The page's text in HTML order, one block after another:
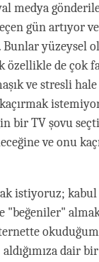
medya
gün artıyor
yüzeysel
de çok
ve stresli
bir TV şovu
ve onu
istiyoruz;
"beğeniler"
dair